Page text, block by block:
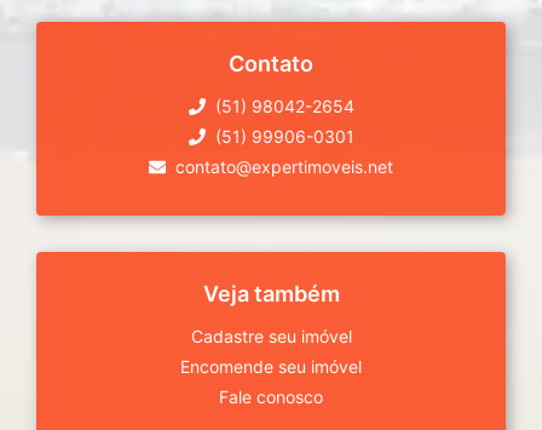
Contato
(51) 98042-2654
(51) 99906-0301
contato@expertimoveis.net
Veja também
Cadastre seu imóvel
Encomende seu imóvel
Fale conosco